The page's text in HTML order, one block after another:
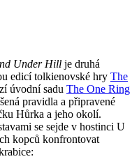
Under Hill je druhá
edicí tolkienovské hry The
úvodní sadu The One Ring
pravidla a připravené
Hůrka a jeho okolí.
se sejde v hostinci U
kopců konfrontovat